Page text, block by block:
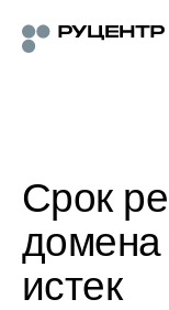
Срок
домена
истек